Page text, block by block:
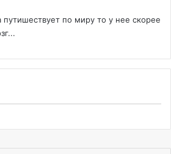
путишествует по миру то у нее скорее